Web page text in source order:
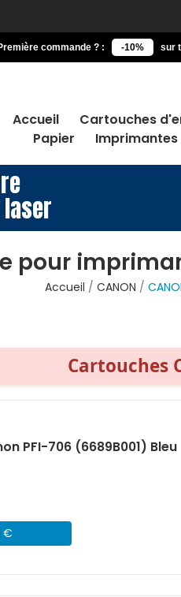
commande ? : -10% sur
Accueil Cartouches
Papier
Imprimantes
Accueil CANON
Cartouches
PFI-706 (6689B001) Bleu
€